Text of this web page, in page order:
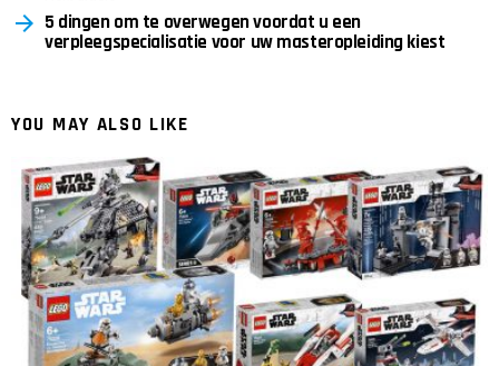
5 dingen om te overwegen voordat u een
verpleegspecialisatie voor uw masteropleiding kiest
YOU MAY ALSO LIKE